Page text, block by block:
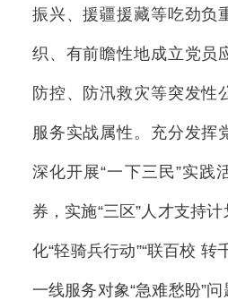
振兴、援疆援藏等吃劲负
织、有前瞻性地成立党员
防控、防汛救灾等突发性
服务实战属性。充分发挥
深化开展“一下三民”实践
券，实施“三区”人才支持
化“轻骑兵行动”“联百校 转
一线服务对象“急难愁盼”